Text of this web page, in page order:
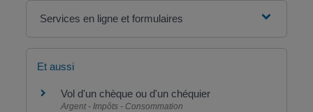
Services en ligne et formulaires
Et aussi
Vol d'un chèque ou d'un chéquier
Argent - Impôts - Consommation